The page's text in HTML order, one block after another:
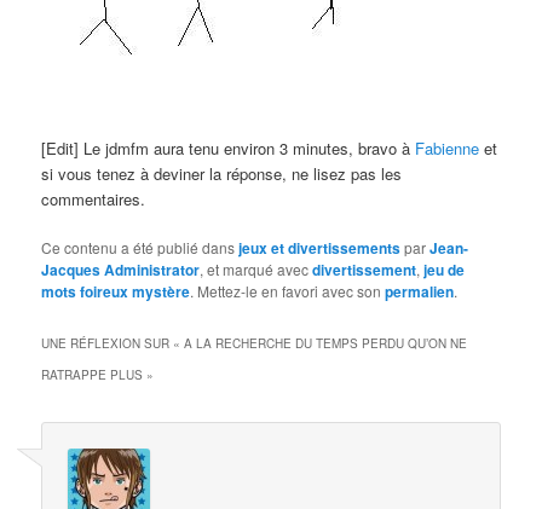
[Edit] Le jdmfm aura tenu environ 3 minutes, bravo à Fabienneet
si vous tenez à deviner la réponse, ne lisez pas les
commentaires.
Ce contenu a été publié dansjeux et divertissementsparJean-
Jacques Administrator, et marqué avecdivertissement,jeu de
mots foireux mystère. Mettez-le en favori avec sonpermalien.
UNE RÉFLEXION SUR «A LA RECHERCHE DU TEMPS PERDU QU’ON NE
RATRAPPE PLUS »